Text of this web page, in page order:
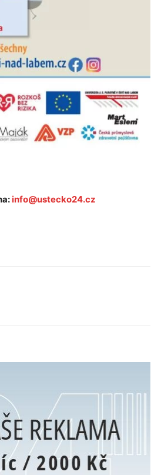
info@ustecko24.cz